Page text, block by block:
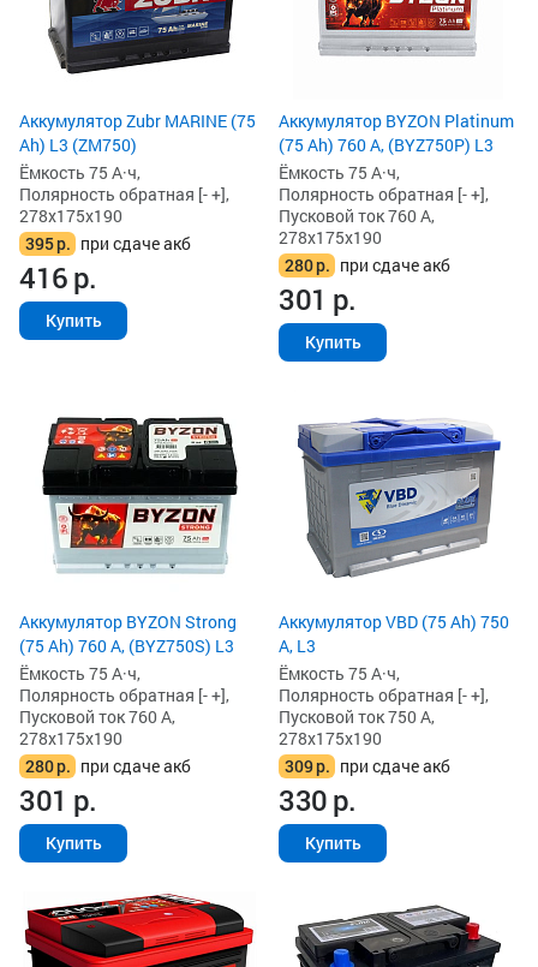
Аккумулятор Zubr MARINE (75
Ah) L3 (ZM750)
Ёмкость 75 А·ч,
Полярность обратная [- +],
278x175x190
395р. при сдаче акб
416р.
Купить
Аккумулятор BYZON Platinum
(75 Ah) 760 А, (BYZ750P) L3
Ёмкость 75 А·ч,
Полярность обратная [- +],
Пусковой ток 760 А,
278x175x190
280р. при сдаче акб
301 р.
Купить
Аккумулятор BYZON Strong
(75 Ah) 760 А, (BYZ750S) L3
Ёмкость 75 А·ч,
Полярность обратная [- +],
Пусковой ток 760 А,
278x175x190
280р. при сдаче акб
301 р.
Купить
Аккумулятор VBD (75 Ah) 750
А, L3
Ёмкость 75 А·ч,
Полярность обратная [- +],
Пусковой ток 750 А,
278x175x190
309р. при сдаче акб
330р.
Купить